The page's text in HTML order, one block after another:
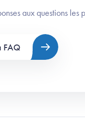
aux questions les
FAQ